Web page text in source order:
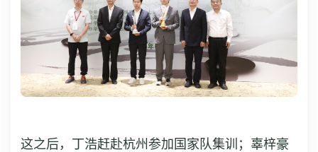
这之后，丁浩赶赴杭州参加国家队集训；辜梓豪